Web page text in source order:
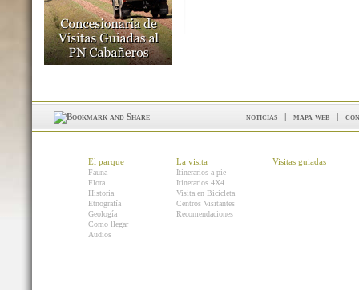
noticias | mapa web |
El parque
Fauna
Flora
Historia
Etnografía
Geología
Como llegar
Audios
La visita
Itinerarios a pie
Itinerarios 4X4
Visita en Bicicleta
Centros Visitantes
Recomendaciones
Visitas guiadas